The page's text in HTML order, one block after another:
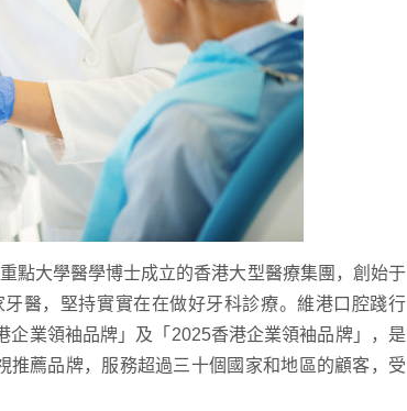
大學醫學博士成立的香港大型醫療集團，創始于
醫，堅持實實在在做好牙科診療。維港口腔踐行
企業領袖品牌」及「2025香港企業領袖品牌」，是
薦品牌，服務超過三十個國家和地區的顧客，受